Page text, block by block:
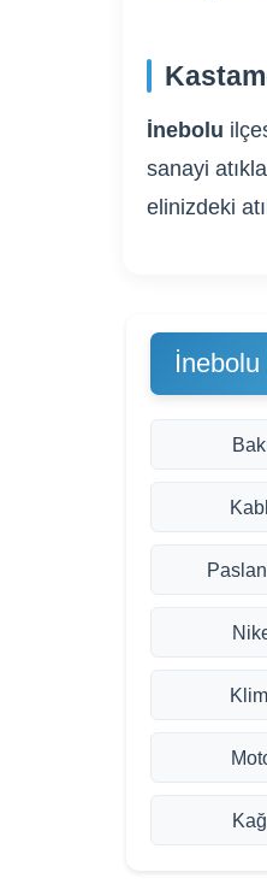
İnebolu
sanayi
elinizdeki
İnebolu